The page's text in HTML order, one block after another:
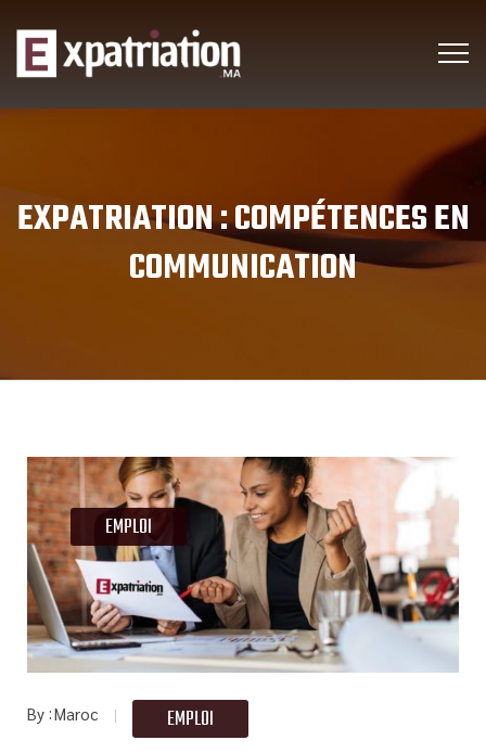
EXPATRIATION :COMPÉTENCES EN
COMMUNICATION
EMPLOI
By Maroc EMPLOI